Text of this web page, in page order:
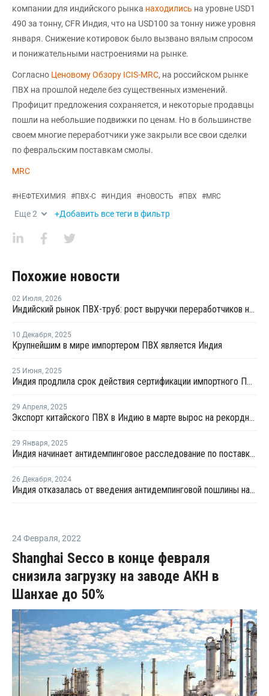
компании для индийского рынка находились на уровне USD1
490 за тонну, CFR Индия, что на USD100 за тонну ниже уровня
января. Снижение котировок было вызвано вялым спросом
и понижательными настроениями на рынке.
Согласно Ценовому Обзору ICIS-MRC, на российском рынке
ПВХ на прошлой неделе без существенных изменений.
Профицит предложения сохраняется, и некоторые продавцы
пошли на небольшие подвижки по ценам. Но в большинстве
своем многие переработчики уже закрыли все свои сделки
по февральским поставкам смолы.
MRC
#НЕФТЕХИМИЯ #ПВХ-С #ИНДИЯ #НОВОСТЬ #ПВХ #MRC
Еще2 +Добавить все теги в фильтр
Похожие новости
02 Июля, 2026
Индийский рынок ПВХ-труб: рост выручки переработчиков на фоне высоких цен на смолу
10 Декабря, 2025
Крупнейшим в мире импортером ПВХ является Индия
25 Июня, 2025
Индия продлила срок действия сертификации импортного ПВХ на шесть месяцев
29 Апреля, 2025
Экспорт китайского ПВХ в Индию в марте вырос на рекордные 13%
29 Января, 2025
Индия начинает антидемпинговое расследование по поставкам ПВХ-смол из ЕС и Японии
26 Декабря, 2024
Индия отказалась от введения антидемпинговой пошлины на некоторые марки ПВХ
24 Февраля, 2022
Shanghai Secco в конце февраля
снизила загрузку на заводе АКН в
Шанхае до 50%